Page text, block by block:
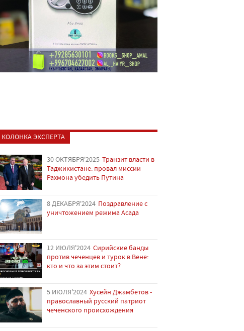
КОЛОНКА ЭКСПЕРТА
30 ОКТЯБРЯ'2025 Транзит власти в
Таджикистане: провал миссии
Рахмона убедить Путина
8 ДЕКАБРЯ'2024 Поздравление с
уничтожением режима Асада
12 ИЮЛЯ'2024 Сирийские банды
против чеченцев и турок в Вене:
кто и что за этим стоит?
5 ИЮЛЯ'2024 Хусейн Джамбетов -
православный русский патриот
чеченского происхождения